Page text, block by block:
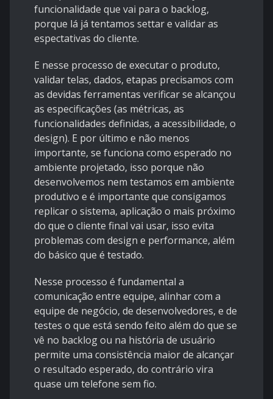
funcionalidade que vai para o backlog,
porque lá já tentamos settar e validar as
espectativas do cliente.
E nesse processo de executar o produto,
validar telas, dados, etapas precisamos com
as devidas ferramentas verificar se alcançou
as especificações (as métricas, as
funcionalidades definidas, a acessibilidade, o
design). E por último e não menos
importante, se funciona como esperado no
ambiente projetado, isso porque não
desenvolvemos nem testamos em ambiente
produtivo e é importante que consigamos
replicar o sistema, aplicação o mais próximo
do que o cliente final vai usar, isso evita
problemas com design e performance, além
do básico que é testado.
Nesse processo é fundamental a
comunicação entre equipe, alinhar com a
equipe de negócio, de desenvolvedores, e de
testes o que está sendo feito além do que se
vê no backlog ou na história de usuário
permite uma consistência maior de alcançar
o resultado esperado, do contrário vira
quase um telefone sem fio.